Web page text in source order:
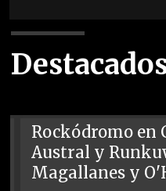
Rockódromo en
Austral y
Magallanes y